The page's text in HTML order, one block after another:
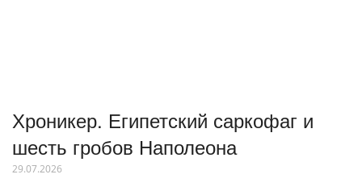
Хроникер. Египетский саркофаг и
шесть гробов Наполеона
29.07.2026